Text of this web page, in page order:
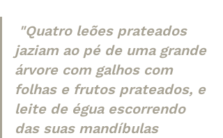
jaziam ao pé de uma grande
árvore com galhos com
folhas e frutos prateados, e
leite de égua escorrendo
das suas mandíbulas